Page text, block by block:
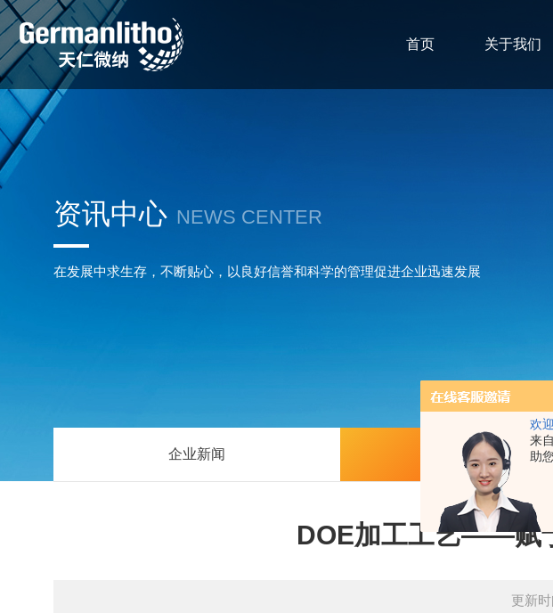
欢
来
助
首页 关于我们
资讯中心 NEWS CENTER
在发展中求生存，不断贴心，以良好信誉和科学的管理促进企业迅速发展
企业新闻 技术文章
DOE加工工艺——赋
更新